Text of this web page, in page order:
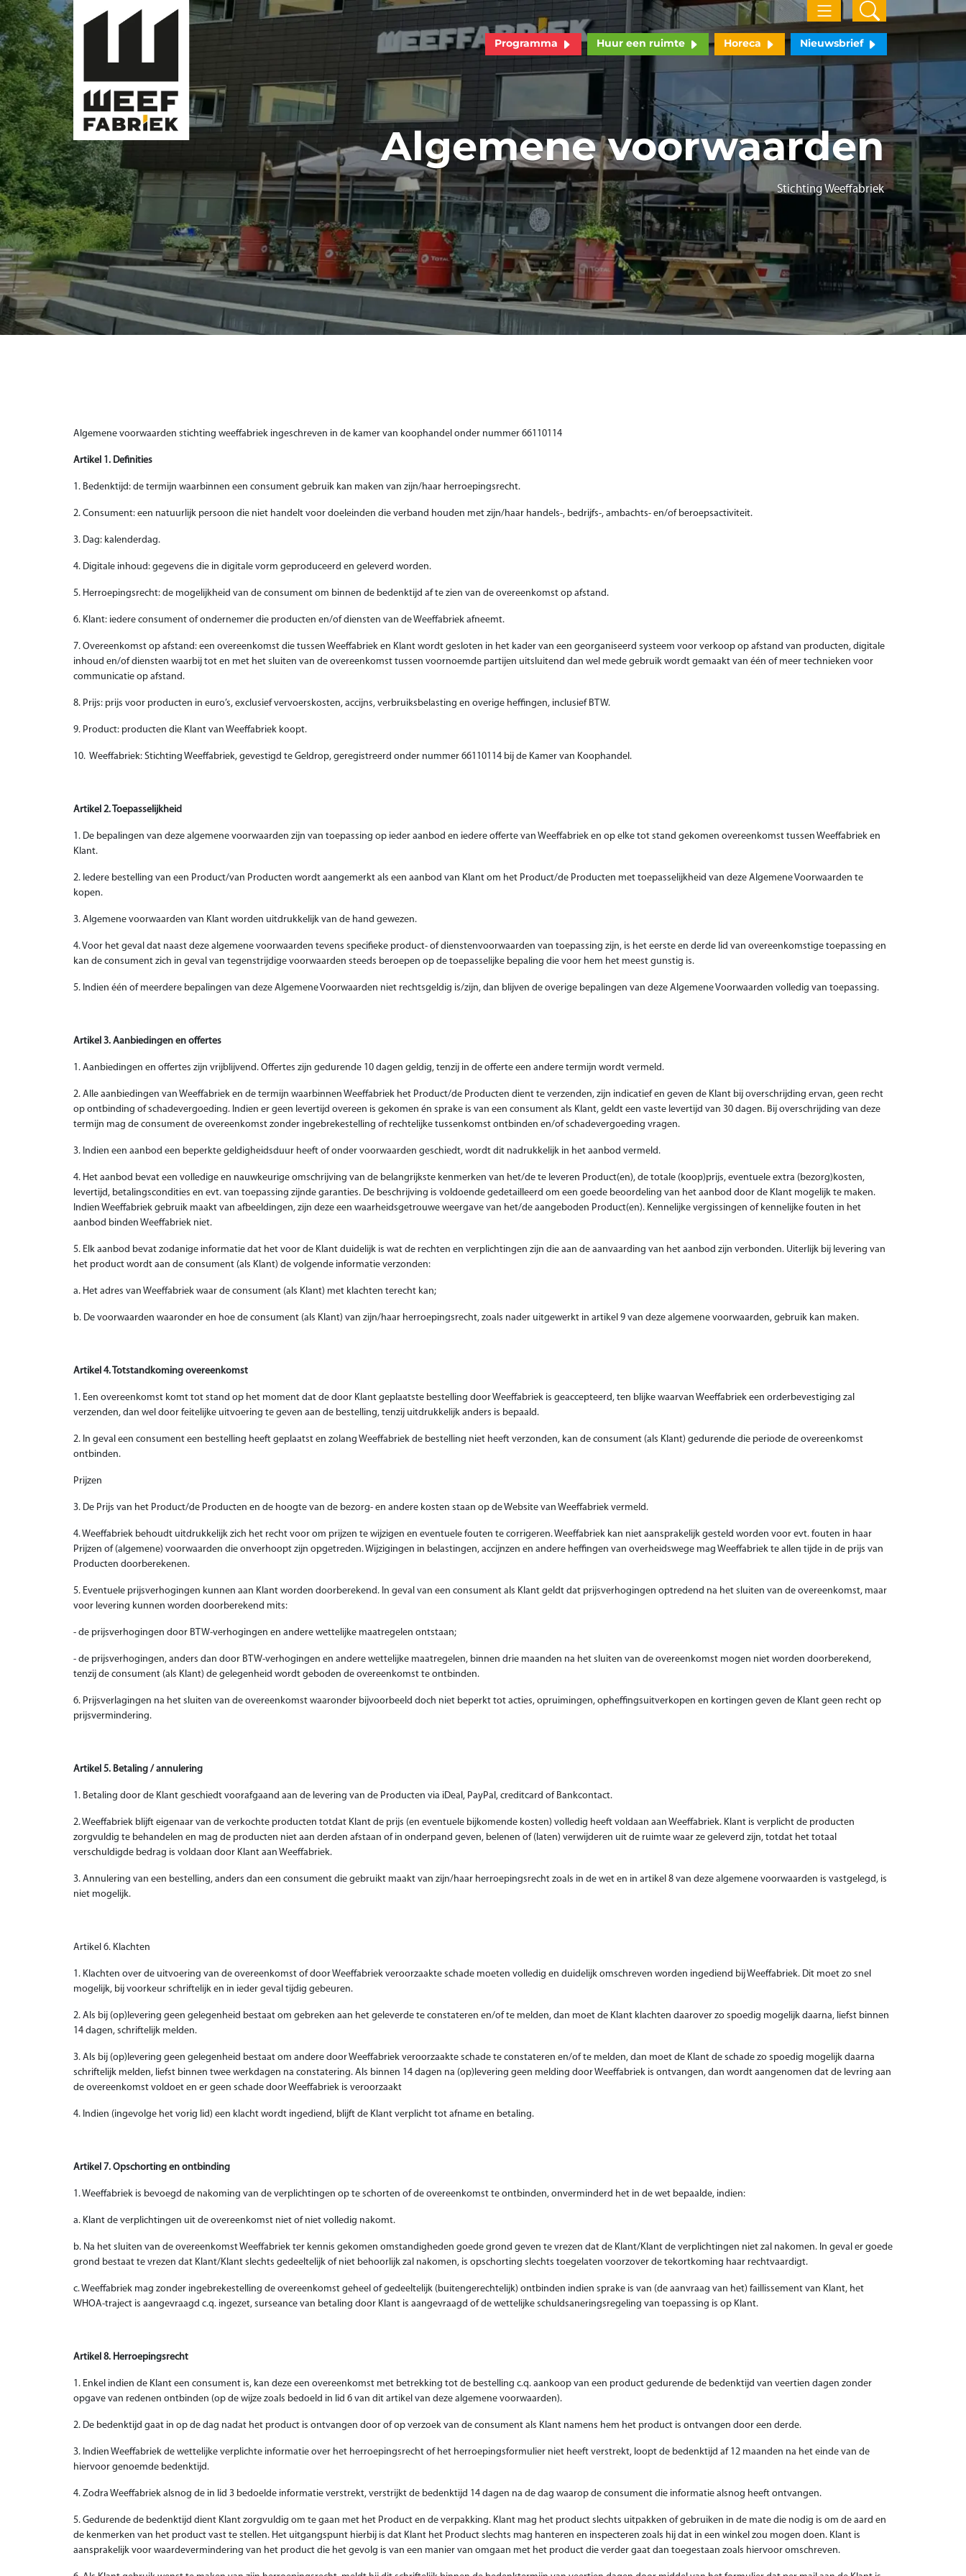
Programma Huur een ruimte Horeca Nieuwsbrief
Algemene voorwaarden
Stichting Weeffabriek
Algemene voorwaarden stichting weeffabriek ingeschreven in de kamer van koophandel onder nummer 66110114
Artikel 1. Definities
1. Bedenktijd: de termijn waarbinnen een consument gebruik kan maken van zijn/haar herroepingsrecht.
2. Consument: een natuurlijk persoon die niet handelt voor doeleinden die verband houden met zijn/haar handels-, bedrijfs-, ambachts- en/of beroepsactiviteit.
3. Dag: kalenderdag.
4. Digitale inhoud: gegevens die in digitale vorm geproduceerd en geleverd worden.
5. Herroepingsrecht: de mogelijkheid van de consument om binnen de bedenktijd af te zien van de overeenkomst op afstand.
6. Klant: iedere consument of ondernemer die producten en/of diensten van de Weeffabriek afneemt.
7. Overeenkomst op afstand: een overeenkomst die tussen Weeffabriek en Klant wordt gesloten in het kader van een georganiseerd systeem voor verkoop op afstand van producten, digitale
inhoud en/of diensten waarbij tot en met het sluiten van de overeenkomst tussen voornoemde partijen uitsluitend dan wel mede gebruik wordt gemaakt van één of meer technieken voor
communicatie op afstand.
8. Prijs: prijs voor producten in euro’s, exclusief vervoerskosten, accijns, verbruiksbelasting en overige heffingen, inclusief BTW.
9. Product: producten die Klant van Weeffabriek koopt.
10. Weeffabriek: Stichting Weeffabriek, gevestigd te Geldrop, geregistreerd onder nummer 66110114 bij de Kamer van Koophandel.
Artikel 2. Toepasselijkheid
1. De bepalingen van deze algemene voorwaarden zijn van toepassing op ieder aanbod en iedere offerte van Weeffabriek en op elke tot stand gekomen overeenkomst tussen Weeffabriek en
Klant.
2. Iedere bestelling van een Product/van Producten wordt aangemerkt als een aanbod van Klant om het Product/de Producten met toepasselijkheid van deze Algemene Voorwaarden te
kopen.
3. Algemene voorwaarden van Klant worden uitdrukkelijk van de hand gewezen.
4. Voor het geval dat naast deze algemene voorwaarden tevens specifieke product- of dienstenvoorwaarden van toepassing zijn, is het eerste en derde lid van overeenkomstige toepassing en
kan de consument zich in geval van tegenstrijdige voorwaarden steeds beroepen op de toepasselijke bepaling die voor hem het meest gunstig is.
5. Indien één of meerdere bepalingen van deze Algemene Voorwaarden niet rechtsgeldig is/zijn, dan blijven de overige bepalingen van deze Algemene Voorwaarden volledig van toepassing.
Artikel 3. Aanbiedingen en offertes
1. Aanbiedingen en offertes zijn vrijblijvend. Offertes zijn gedurende 10 dagen geldig, tenzij in de offerte een andere termijn wordt vermeld.
2. Alle aanbiedingen van Weeffabriek en de termijn waarbinnen Weeffabriek het Product/de Producten dient te verzenden, zijn indicatief en geven de Klant bij overschrijding ervan, geen recht
op ontbinding of schadevergoeding. Indien er geen levertijd overeen is gekomen én sprake is van een consument als Klant, geldt een vaste levertijd van 30 dagen. Bij overschrijding van deze
termijn mag de consument de overeenkomst zonder ingebrekestelling of rechtelijke tussenkomst ontbinden en/of schadevergoeding vragen.
3. Indien een aanbod een beperkte geldigheidsduur heeft of onder voorwaarden geschiedt, wordt dit nadrukkelijk in het aanbod vermeld.
4. Het aanbod bevat een volledige en nauwkeurige omschrijving van de belangrijkste kenmerken van het/de te leveren Product(en), de totale (koop)prijs, eventuele extra (bezorg)kosten,
levertijd, betalingscondities en evt. van toepassing zijnde garanties. De beschrijving is voldoende gedetailleerd om een goede beoordeling van het aanbod door de Klant mogelijk te maken.
Indien Weeffabriek gebruik maakt van afbeeldingen, zijn deze een waarheidsgetrouwe weergave van het/de aangeboden Product(en). Kennelijke vergissingen of kennelijke fouten in het
aanbod binden Weeffabriek niet.
5. Elk aanbod bevat zodanige informatie dat het voor de Klant duidelijk is wat de rechten en verplichtingen zijn die aan de aanvaarding van het aanbod zijn verbonden. Uiterlijk bij levering van
het product wordt aan de consument (als Klant) de volgende informatie verzonden:
a. Het adres van Weeffabriek waar de consument (als Klant) met klachten terecht kan;
b. De voorwaarden waaronder en hoe de consument (als Klant) van zijn/haar herroepingsrecht, zoals nader uitgewerkt in artikel 9 van deze algemene voorwaarden, gebruik kan maken.
Artikel 4. Totstandkoming overeenkomst
1. Een overeenkomst komt tot stand op het moment dat de door Klant geplaatste bestelling door Weeffabriek is geaccepteerd, ten blijke waarvan Weeffabriek een orderbevestiging zal
verzenden, dan wel door feitelijke uitvoering te geven aan de bestelling, tenzij uitdrukkelijk anders is bepaald.
2. In geval een consument een bestelling heeft geplaatst en zolang Weeffabriek de bestelling niet heeft verzonden, kan de consument (als Klant) gedurende die periode de overeenkomst
ontbinden.
Prijzen
3. De Prijs van het Product/de Producten en de hoogte van de bezorg- en andere kosten staan op de Website van Weeffabriek vermeld.
4. Weeffabriek behoudt uitdrukkelijk zich het recht voor om prijzen te wijzigen en eventuele fouten te corrigeren. Weeffabriek kan niet aansprakelijk gesteld worden voor evt. fouten in haar
Prijzen of (algemene) voorwaarden die onverhoopt zijn opgetreden. Wijzigingen in belastingen, accijnzen en andere heffingen van overheidswege mag Weeffabriek te allen tijde in de prijs van
Producten doorberekenen.
5. Eventuele prijsverhogingen kunnen aan Klant worden doorberekend. In geval van een consument als Klant geldt dat prijsverhogingen optredend na het sluiten van de overeenkomst, maar
voor levering kunnen worden doorberekend mits:
- de prijsverhogingen door BTW-verhogingen en andere wettelijke maatregelen ontstaan;
- de prijsverhogingen, anders dan door BTW-verhogingen en andere wettelijke maatregelen, binnen drie maanden na het sluiten van de overeenkomst mogen niet worden doorberekend,
tenzij de consument (als Klant) de gelegenheid wordt geboden de overeenkomst te ontbinden.
6. Prijsverlagingen na het sluiten van de overeenkomst waaronder bijvoorbeeld doch niet beperkt tot acties, opruimingen, opheffingsuitverkopen en kortingen geven de Klant geen recht op
prijsvermindering.
Artikel 5. Betaling / annulering
1. Betaling door de Klant geschiedt voorafgaand aan de levering van de Producten via iDeal, PayPal, creditcard of Bankcontact.
2. Weeffabriek blijft eigenaar van de verkochte producten totdat Klant de prijs (en eventuele bijkomende kosten) volledig heeft voldaan aan Weeffabriek. Klant is verplicht de producten
zorgvuldig te behandelen en mag de producten niet aan derden afstaan of in onderpand geven, belenen of (laten) verwijderen uit de ruimte waar ze geleverd zijn, totdat het totaal
verschuldigde bedrag is voldaan door Klant aan Weeffabriek.
3. Annulering van een bestelling, anders dan een consument die gebruikt maakt van zijn/haar herroepingsrecht zoals in de wet en in artikel 8 van deze algemene voorwaarden is vastgelegd, is
niet mogelijk.
Artikel 6. Klachten
1. Klachten over de uitvoering van de overeenkomst of door Weeffabriek veroorzaakte schade moeten volledig en duidelijk omschreven worden ingediend bij Weeffabriek. Dit moet zo snel
mogelijk, bij voorkeur schriftelijk en in ieder geval tijdig gebeuren.
2. Als bij (op)levering geen gelegenheid bestaat om gebreken aan het geleverde te constateren en/of te melden, dan moet de Klant klachten daarover zo spoedig mogelijk daarna, liefst binnen
14 dagen, schriftelijk melden.
3. Als bij (op)levering geen gelegenheid bestaat om andere door Weeffabriek veroorzaakte schade te constateren en/of te melden, dan moet de Klant de schade zo spoedig mogelijk daarna
schriftelijk melden, liefst binnen twee werkdagen na constatering. Als binnen 14 dagen na (op)levering geen melding door Weeffabriek is ontvangen, dan wordt aangenomen dat de levring aan
de overeenkomst voldoet en er geen schade door Weeffabriek is veroorzaakt
4. Indien (ingevolge het vorig lid) een klacht wordt ingediend, blijft de Klant verplicht tot afname en betaling.
Artikel 7. Opschorting en ontbinding
1. Weeffabriek is bevoegd de nakoming van de verplichtingen op te schorten of de overeenkomst te ontbinden, onverminderd het in de wet bepaalde, indien:
a. Klant de verplichtingen uit de overeenkomst niet of niet volledig nakomt.
b. Na het sluiten van de overeenkomst Weeffabriek ter kennis gekomen omstandigheden goede grond geven te vrezen dat de Klant/Klant de verplichtingen niet zal nakomen. In geval er goede
grond bestaat te vrezen dat Klant/Klant slechts gedeeltelijk of niet behoorlijk zal nakomen, is opschorting slechts toegelaten voorzover de tekortkoming haar rechtvaardigt.
c. Weeffabriek mag zonder ingebrekestelling de overeenkomst geheel of gedeeltelijk (buitengerechtelijk) ontbinden indien sprake is van (de aanvraag van het) faillissement van Klant, het
WHOA-traject is aangevraagd c.q. ingezet, surseance van betaling door Klant is aangevraagd of de wettelijke schuldsaneringsregeling van toepassing is op Klant.
Artikel 8. Herroepingsrecht
1. Enkel indien de Klant een consument is, kan deze een overeenkomst met betrekking tot de bestelling c.q. aankoop van een product gedurende de bedenktijd van veertien dagen zonder
opgave van redenen ontbinden (op de wijze zoals bedoeld in lid 6 van dit artikel van deze algemene voorwaarden).
2. De bedenktijd gaat in op de dag nadat het product is ontvangen door of op verzoek van de consument als Klant namens hem het product is ontvangen door een derde.
3. Indien Weeffabriek de wettelijke verplichte informatie over het herroepingsrecht of het herroepingsformulier niet heeft verstrekt, loopt de bedenktijd af 12 maanden na het einde van de
hiervoor genoemde bedenktijd.
4. Zodra Weeffabriek alsnog de in lid 3 bedoelde informatie verstrekt, verstrijkt de bedenktijd 14 dagen na de dag waarop de consument die informatie alsnog heeft ontvangen.
5. Gedurende de bedenktijd dient Klant zorgvuldig om te gaan met het Product en de verpakking. Klant mag het product slechts uitpakken of gebruiken in de mate die nodig is om de aard en
de kenmerken van het product vast te stellen. Het uitgangspunt hierbij is dat Klant het Product slechts mag hanteren en inspecteren zoals hij dat in een winkel zou mogen doen. Klant is
aansprakelijk voor waardevermindering van het product die het gevolg is van een manier van omgaan met het product die verder gaat dan toegestaan zoals hiervoor omschreven.